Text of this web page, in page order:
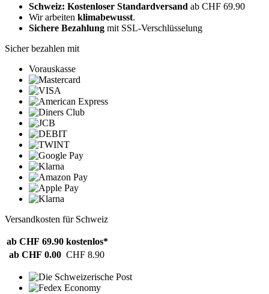
Schweiz: Kostenloser Standardversand ab CHF 69.90
Wir arbeiten klimabewusst.
Sichere Bezahlung mit SSL-Verschlüsselung
Sicher bezahlen mit
Vorauskasse
Versandkosten für Schweiz
ab CHF 69.90 kostenlos*
ab CHF 0.00 CHF 8.90